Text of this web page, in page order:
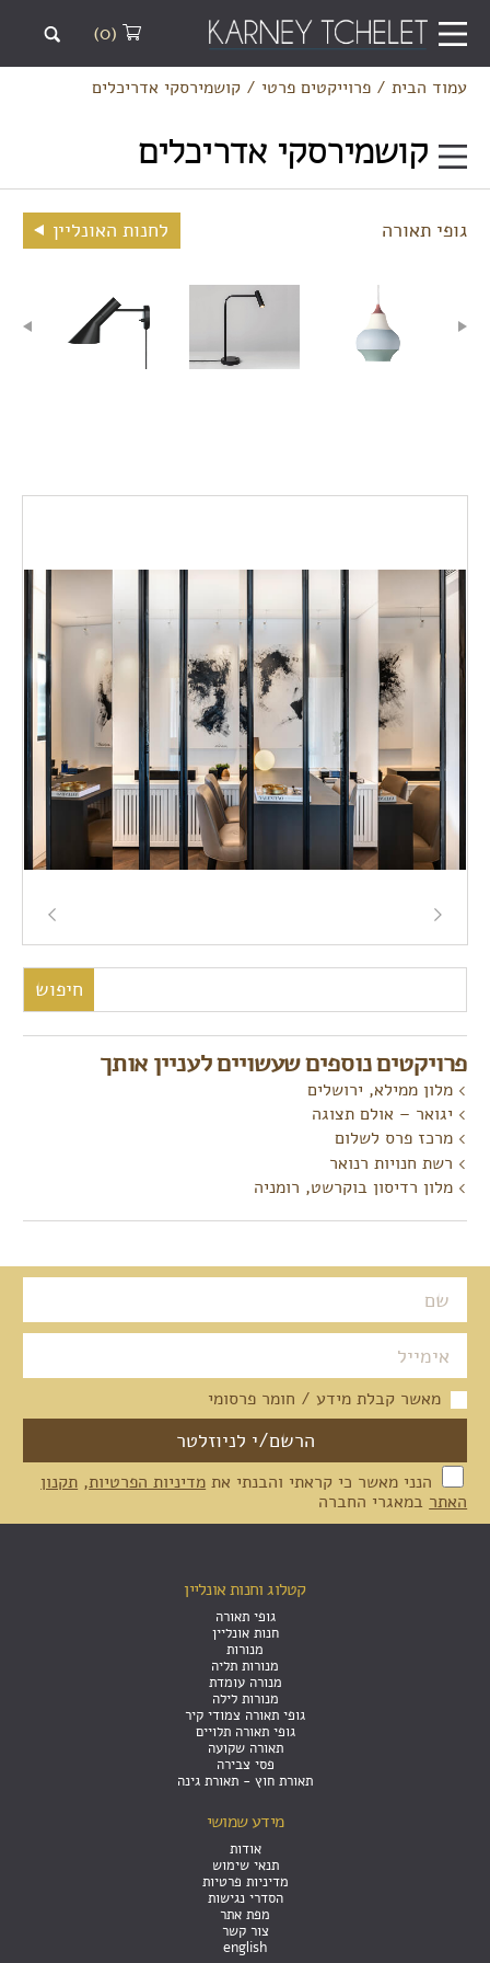
(0)
עמוד הבית/ פרוייקטים פרטי/ קושמירסקי אדריכלים
קושמירסקי אדריכלים
גופי תאורה לחנות האונליין
חיפוש:
פרויקטים נוספים שעשויים לעניין אותך
מלון ממילא, ירושלים
יגואר – אולם תצוגה
מרכז פרס לשלום
רשת חנויות רנואר
מלון רדיסון בוקרשט, רומניה
מאשר קבלת מידע / חומר פרסומי
הנני מאשר כי קראתי והבנתי את מדיניות הפרטיות, תקנון
האתר במאגרי החברה
קטלוג וחנות אונליין
גופי תאורה
חנות אונליין
מנורות
מנורות תליה
מנורה עומדת
מנורות לילה
גופי תאורה צמודי קיר
גופי תאורה תלויים
תאורה שקועה
פסי צבירה
תאורת חוץ - תאורת גינה
מידע שמושי
אודות
תנאי שימוש
מדיניות פרטיות
הסדרי נגישות
מפת אתר
צור קשר
english